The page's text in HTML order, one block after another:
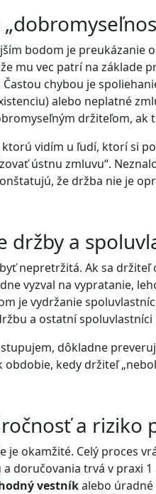
bodom je preukázanie
mu vec patrí na základe
chybou je
alebo neplatné
držiteľom, ak
vidím u ľudí, ktorí si
ústnu zmluvu“.
že držba nie je
držby a
nepretržitá. Ak sa
vyzval na vypratanie,
je vydržanie
a ostatní spoluvlastníci
dôkladne
obdobie, kedy držiteľ
a riziko
je okamžité. Celý proces
doručovania trvá v praxi
vestníkalebo